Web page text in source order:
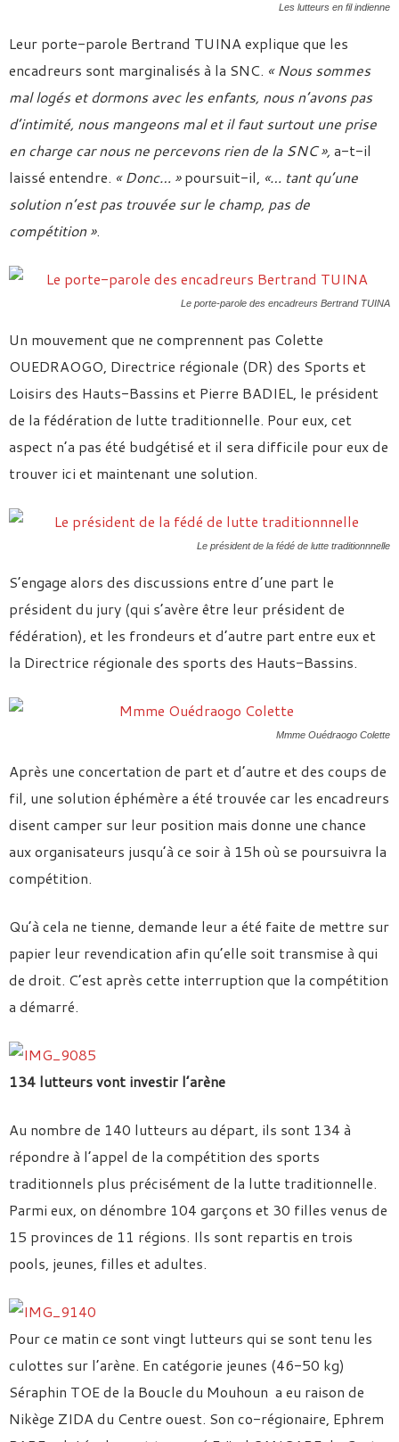
Les lutteurs en fil indienne
Leur porte-parole Bertrand TUINA explique que les
encadreurs sont marginalisés à la SNC. « Nous sommes
mal logés et dormons avec les enfants, nous n’avons pas
d’intimité, nous mangeons mal et il faut surtout une prise
en charge car nous ne percevons rien de la SNC », a-t-il
laissé entendre. « Donc… »poursuit-il, «… tant qu’une
solution n’est pas trouvée sur le champ, pas de
compétition ».
Le porte-parole des encadreurs Bertrand TUINA
Un mouvement que ne comprennent pas Colette
OUEDRAOGO, Directrice régionale (DR) des Sports et
Loisirs des Hauts-Bassins et Pierre BADIEL, le président
de la fédération de lutte traditionnelle. Pour eux, cet
aspect n’a pas été budgétisé et il sera difficile pour eux de
trouver ici et maintenant une solution.
Le président de la fédé de lutte traditionnnelle
S’engage alors des discussions entre d’une part le
président du jury (qui s’avère être leur président de
fédération), et les frondeurs et d’autre part entre eux et
la Directrice régionale des sports des Hauts-Bassins.
Mmme Ouédraogo Colette
Après une concertation de part et d’autre et des coups de
fil, une solution éphémère a été trouvée car les encadreurs
disent camper sur leur position mais donne une chance
aux organisateurs jusqu’à ce soir à 15h où se poursuivra la
compétition.
Qu’à cela ne tienne, demande leur a été faite de mettre sur
papier leur revendication afin qu’elle soit transmise à qui
de droit. C’est après cette interruption que la compétition
a démarré.
134 lutteurs vont investir l’arène
Au nombre de 140 lutteurs au départ, ils sont 134 à
répondre à l’appel de la compétition des sports
traditionnels plus précisément de la lutte traditionnelle.
Parmi eux, on dénombre 104 garçons et 30 filles venus de
15 provinces de 11 régions. Ils sont repartis en trois
pools, jeunes, filles et adultes.
Pour ce matin ce sont vingt lutteurs qui se sont tenu les
culottes sur l’arène. En catégorie jeunes (46-50 kg)
Séraphin TOE de la Boucle du Mouhoun a eu raison de
Nikège ZIDA du Centre ouest. Son co-régionaire, Ephrem